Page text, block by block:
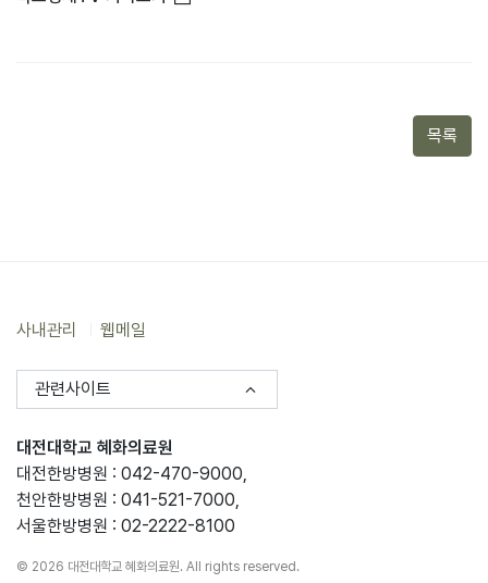
목록
사내관리 웹메일
관련사이트
대전대학교 혜화의료원
대전한방병원 : 042-470-9000,
천안한방병원 : 041-521-7000,
서울한방병원 : 02-2222-8100
© 2026 대전대학교 혜화의료원. All rights reserved.